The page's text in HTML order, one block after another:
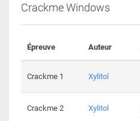
Crackme Windows
Épreuve Auteur
Crackme 1 Xylitol
Crackme 2 Xylitol